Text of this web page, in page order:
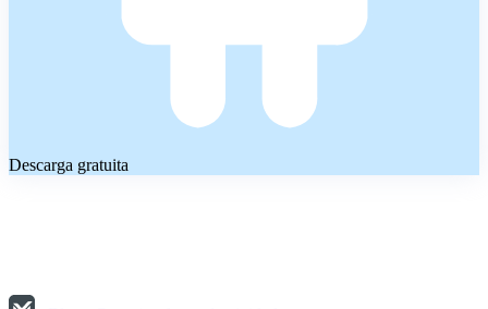
Descarga gratuita